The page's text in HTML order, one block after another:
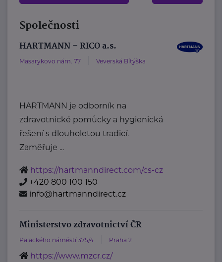
Společnosti
HARTMANN – RICO a.s.
Masarykovo nám. 77 Veverská Bítýška
HARTMANN je odborník na
zdravotnické pomůcky a hygienická
řešení s dlouholetou tradicí.
Zaměřuje ...
https://hartmanndirect.com/cs-cz
+420 800 100 150
info@hartmanndirect.cz
Ministerstvo zdravotnictví ČR
Palackého náměstí 375/4 Praha 2
https://www.mzcr.cz/